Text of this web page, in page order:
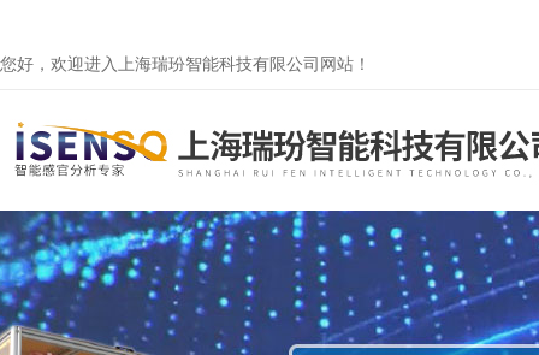
您好，欢迎进入上海瑞玢智能科技有限公司网站！